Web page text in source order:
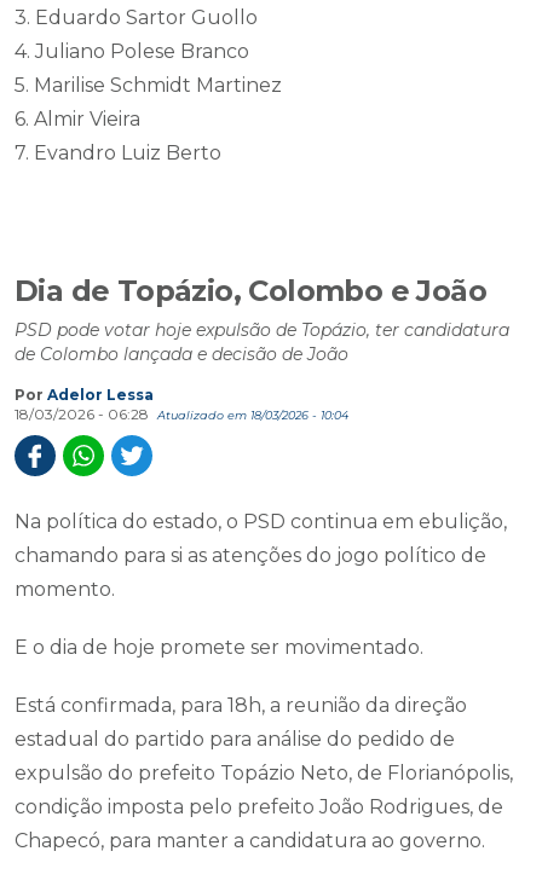
3. Eduardo Sartor Guollo
4. Juliano Polese Branco
5. Marilise Schmidt Martinez
6. Almir Vieira
7. Evandro Luiz Berto
Dia de Topázio, Colombo e João
PSD pode votar hoje expulsão de Topázio, ter candidatura
de Colombo lançada e decisão de João
Por Adelor Lessa
18/03/2026 - 06:28
Atualizado em 18/03/2026 - 10:04
Na política do estado, o PSD continua em ebulição,
chamando para si as atenções do jogo político de
momento.
E o dia de hoje promete ser movimentado.
Está confirmada, para 18h, a reunião da direção
estadual do partido para análise do pedido de
expulsão do prefeito Topázio Neto, de Florianópolis,
condição imposta pelo prefeito João Rodrigues, de
Chapecó, para manter a candidatura ao governo.